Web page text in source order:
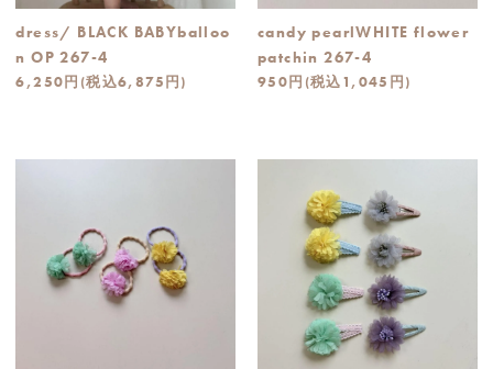
dress/ BLACK BABYballoo
n OP 267-4
6,250円(税込6,875円)
candy pearlWHITE flower
patchin 267-4
950円(税込1,045円)